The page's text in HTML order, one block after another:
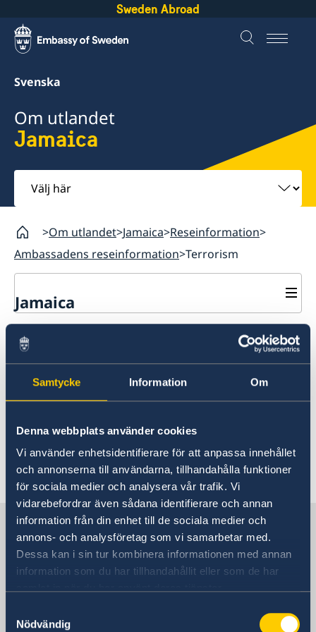
Samtycke Information Om
Denna webbplats använder cookies
Vi använder enhetsidentifierare för att anpassa innehållet
och annonserna till användarna, tillhandahålla funktioner
för sociala medier och analysera vår trafik. Vi
vidarebefordrar även sådana identifierare och annan
information från din enhet till de sociala medier och
annons- och analysföretag som vi samarbetar med.
Dessa kan i sin tur kombinera informationen med annan
information som du har tillhandahållit eller som de har
Nödvändig
Sweden Abroad
Svenska
Om utlandet
Jamaica
Välj
här
Om utlandet Jamaica Reseinformation
Ambassadens reseinformation Terrorism
Jamaica
Rösta i Jamaica
Hjälp till svenskar i Jamaica
Rösta i Jamaica
Pass utomlands
Förlust av pass
Gifta sig utomlands
Reseinformation
Ambassadens reseinformation
Allmänna säkerhetsläget
Terrorism
Trafiksäkerhet
Kriminalitet och personlig säkerhet
Lokala lagar och sedvänjor
Hälso- och sjukvård
In- och utresebestämmelser
Terrorism
Under normala omständigheter bedöms det
inte finnas risk för terrordåd i landet.
Om terrorism och hot utomlands.
Senast uppdaterad 09 juli 2026, 10.53
Sverige i Jamaica
Sveriges ambassad
Jamaica, Stockholm